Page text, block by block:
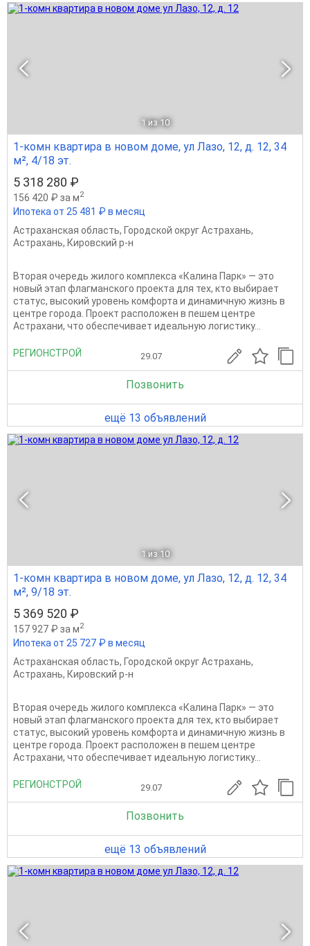
1 из 10
1-комн квартира в новом доме, ул Лазо, 12, д. 12, 34
м², 4/18 эт.
5 318 280 ₽
156 420 ₽ за м2
Ипотека от 25 481 ₽ в месяц
Астраханская область, Городской округ Астрахань,
Астрахань, Кировский р-н
Вторая очередь жилого комплекса «Калина Парк» — это
новый этап флагманского проекта для тех, кто выбирает
статус, высокий уровень комфорта и динамичную жизнь в
центре города. Проект расположен в пешем центре
Астрахани, что обеспечивает идеальную логистику...
РЕГИОНСТРОЙ 29.07
Позвонить
ещё 13 объявлений
1 из 10
1-комн квартира в новом доме, ул Лазо, 12, д. 12, 34
м², 9/18 эт.
5 369 520 ₽
157 927 ₽ за м2
Ипотека от 25 727 ₽ в месяц
Астраханская область, Городской округ Астрахань,
Астрахань, Кировский р-н
Вторая очередь жилого комплекса «Калина Парк» — это
новый этап флагманского проекта для тех, кто выбирает
статус, высокий уровень комфорта и динамичную жизнь в
центре города. Проект расположен в пешем центре
Астрахани, что обеспечивает идеальную логистику...
РЕГИОНСТРОЙ 29.07
Позвонить
ещё 13 объявлений